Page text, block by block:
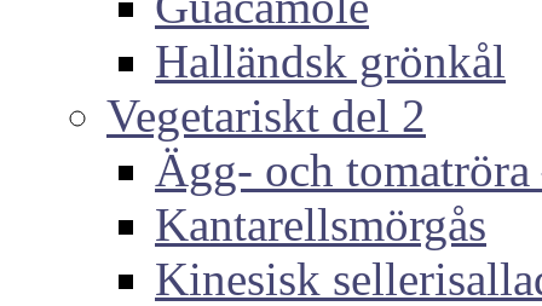
Halländsk grönkål
Vegetariskt del 2
Ägg- och
Kantarellsmörgås
Kinesisk